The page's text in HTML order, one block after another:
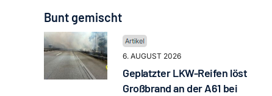
Bunt gemischt
6. AUGUST 2026
Geplatzter LKW-Reifen löst
Großbrand an der A61 bei